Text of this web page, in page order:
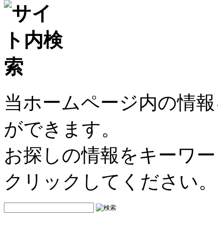
当ホームページ内の情
ができます。
お探しの情報をキーワ
クリックしてください。